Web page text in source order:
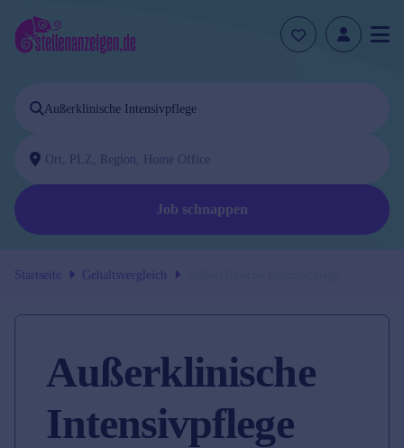
Job schnappen
Startseite Gehaltsvergleich
Außerklinische
Intensivpflege